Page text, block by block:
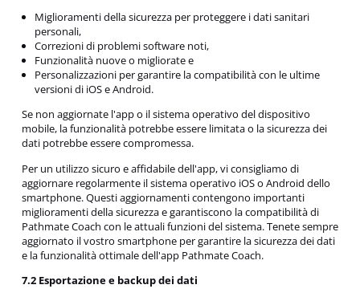
Miglioramenti della sicurezza per proteggere i dati sanitari
personali,
Correzioni di problemi software noti,
Funzionalità nuove o migliorate e
Personalizzazioni per garantire la compatibilità con le ultime
versioni di iOS e Android.
Se non aggiornate l'app o il sistema operativo del dispositivo
mobile, la funzionalità potrebbe essere limitata o la sicurezza dei
dati potrebbe essere compromessa.
Per un utilizzo sicuro e affidabile dell'app, vi consigliamo di
aggiornare regolarmente il sistema operativo iOS o Android dello
smartphone. Questi aggiornamenti contengono importanti
miglioramenti della sicurezza e garantiscono la compatibilità di
Pathmate Coach con le attuali funzioni del sistema. Tenete sempre
aggiornato il vostro smartphone per garantire la sicurezza dei dati
e la funzionalità ottimale dell'app Pathmate Coach.
7.2 Esportazione e backup dei dati